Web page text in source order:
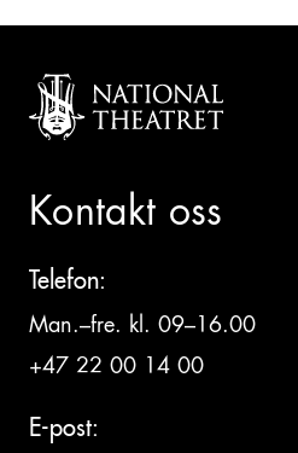
Kontakt oss
Telefon:
Man.–fre. kl. 09–16.00
+47 22 00 14 00
E-post: